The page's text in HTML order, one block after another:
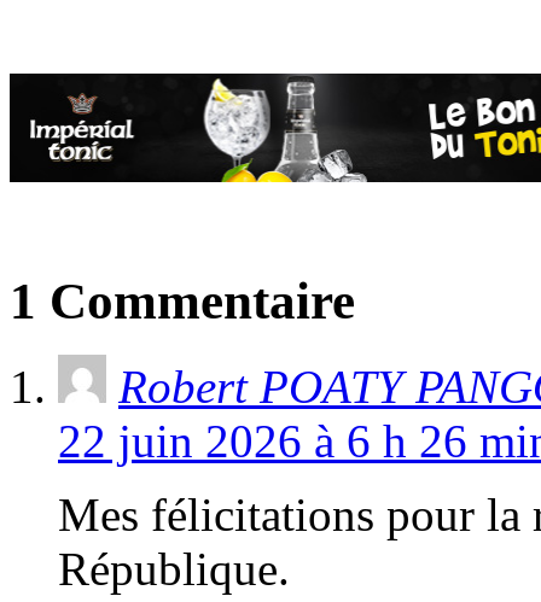
1 Commentaire
Robert POATY
22 juin 2026 à 6 h 26
Mes félicitations pour la
République.